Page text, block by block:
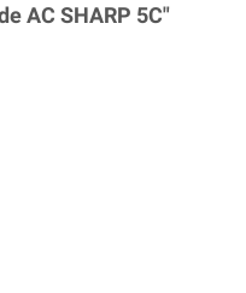
AC SHARP 5C"